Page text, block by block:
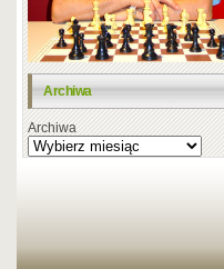
Archiwa
Archiwa